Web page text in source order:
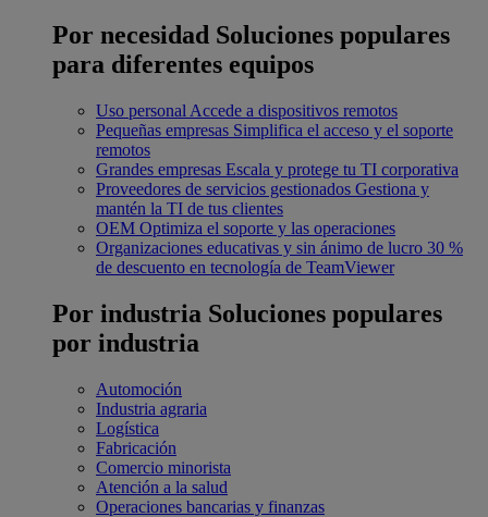
Por necesidad Soluciones populares
para diferentes equipos
Uso personal Accede a dispositivos remotos
Pequeñas empresas Simplifica el acceso y el soporte
remotos
Grandes empresas Escala y protege tu TI corporativa
Proveedores de servicios gestionados Gestiona y
mantén la TI de tus clientes
OEM Optimiza el soporte y las operaciones
Organizaciones educativas y sin ánimo de lucro 30 %
de descuento en tecnología de TeamViewer
Por industria Soluciones populares
por industria
Automoción
Industria agraria
Logística
Fabricación
Comercio minorista
Atención a la salud
Operaciones bancarias y finanzas